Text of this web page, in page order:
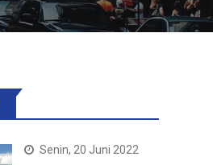
Senin, 20 Juni 2022